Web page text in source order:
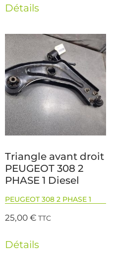
Détails
Triangle avant droit
PEUGEOT 308 2
PHASE 1 Diesel
PEUGEOT 308 2 PHASE 1
25,00€ TTC
Détails